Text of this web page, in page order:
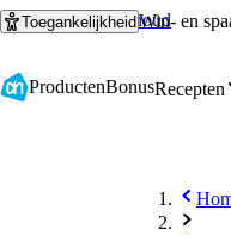
Ga naar hoofdinhoud
Ga naar zoeken
ToegankelijkheidWin- en
ProductenBonusRecepten